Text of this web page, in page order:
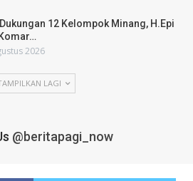
12 Kelompok Minang, H.Epi
2026
LAGI
@beritapagi_now